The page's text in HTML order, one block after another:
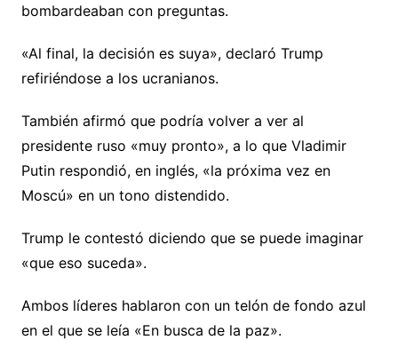
bombardeaban con preguntas.
«Al final, la decisión es suya», declaró Trump
refiriéndose a los ucranianos.
También afirmó que podría volver a ver al
presidente ruso «muy pronto», a lo que Vladimir
Putin respondió, en inglés, «la próxima vez en
Moscú» en un tono distendido.
Trump le contestó diciendo que se puede imaginar
«que eso suceda».
Ambos líderes hablaron con un telón de fondo azul
en el que se leía «En busca de la paz».